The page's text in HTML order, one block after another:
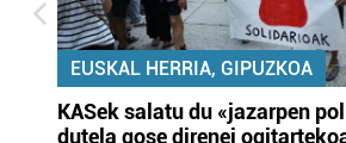
EUSKAL HERRIA, GIPUZKOA
KASek salatu du «jazarpen
dutela gose direnei